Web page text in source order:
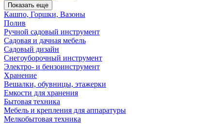
Показать еще
Кашпо, Горшки, Вазоны
Полив
Ручной садовый инструмент
Садовая и дачная мебель
Садовый дизайн
Снегоуборочный инструмент
Электро- и бензоинструмент
Хранение
Вешалки, обувницы, этажерки
Емкости для хранения
Бытовая техника
Мебель и крепления для аппаратуры
Мелкобытовая техника